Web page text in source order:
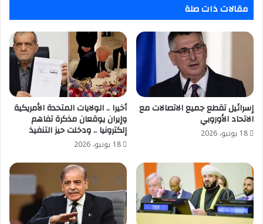
مقالات ذات صلة
إسرائيل تقطع جميع الاتصالات مع
الاتحاد الأوروبي
18 يونيو، 2026
أخيرا .. الولايات المتحدة الأمريكية
وإيران يوقعان مذكرة تفاهم
إلكترونيا .. ودخلت حيز التنفيذ
18 يونيو، 2026